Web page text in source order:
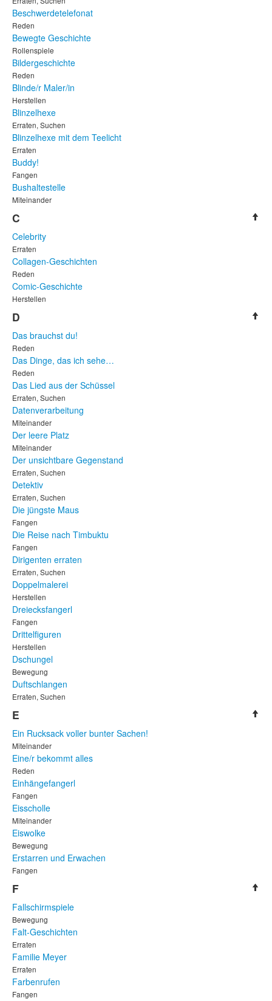
Beschwerdetelefonat
Reden
Bewegte Geschichte
Rollenspiele
Bildergeschichte
Reden
Blinde/r Maler/in
Herstellen
Blinzelhexe
Erraten, Suchen
Blinzelhexe mit dem Teelicht
Erraten
Buddy!
Fangen
Bushaltestelle
Miteinander
C
Celebrity
Erraten
Collagen-Geschichten
Reden
Comic-Geschichte
Herstellen
D
Das brauchst du!
Reden
Das Dinge, das ich sehe…
Reden
Das Lied aus der Schüssel
Erraten, Suchen
Datenverarbeitung
Miteinander
Der leere Platz
Miteinander
Der unsichtbare Gegenstand
Erraten, Suchen
Detektiv
Erraten, Suchen
Die jüngste Maus
Fangen
Die Reise nach Timbuktu
Fangen
Dirigenten erraten
Erraten, Suchen
Doppelmalerei
Herstellen
Dreiecksfangerl
Fangen
Drittelfiguren
Herstellen
Dschungel
Bewegung
Duftschlangen
Erraten, Suchen
E
Ein Rucksack voller bunter Sachen!
Miteinander
Eine/r bekommt alles
Reden
Einhängefangerl
Fangen
Eisscholle
Miteinander
Eiswolke
Bewegung
Erstarren und Erwachen
Fangen
F
Fallschirmspiele
Bewegung
Falt-Geschichten
Erraten
Familie Meyer
Erraten
Farbenrufen
Fangen